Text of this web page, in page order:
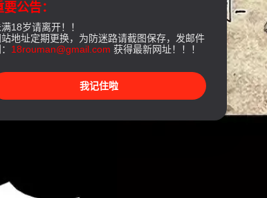
要公告：
18岁请离开！！
站地址定期更换，为防迷路请截图保存，发邮件
18rouman@gmail.com 获得最新网址！！！
我记住啦